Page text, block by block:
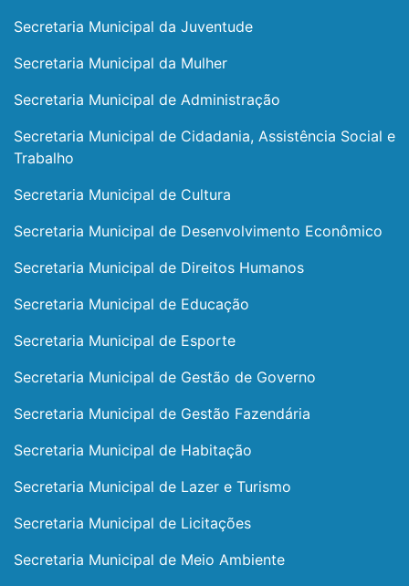
Secretaria Municipal da Juventude
Secretaria Municipal da Mulher
Secretaria Municipal de Administração
Secretaria Municipal de Cidadania, Assistência Social e
Trabalho
Secretaria Municipal de Cultura
Secretaria Municipal de Desenvolvimento Econômico
Secretaria Municipal de Direitos Humanos
Secretaria Municipal de Educação
Secretaria Municipal de Esporte
Secretaria Municipal de Gestão de Governo
Secretaria Municipal de Gestão Fazendária
Secretaria Municipal de Habitação
Secretaria Municipal de Lazer e Turismo
Secretaria Municipal de Licitações
Secretaria Municipal de Meio Ambiente